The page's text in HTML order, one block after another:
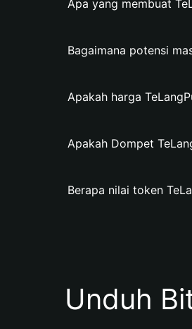
Apa yang membuat
Bagaimana potensi
Apakah harga
Apakah Dompet
Berapa nilai token
Unduh